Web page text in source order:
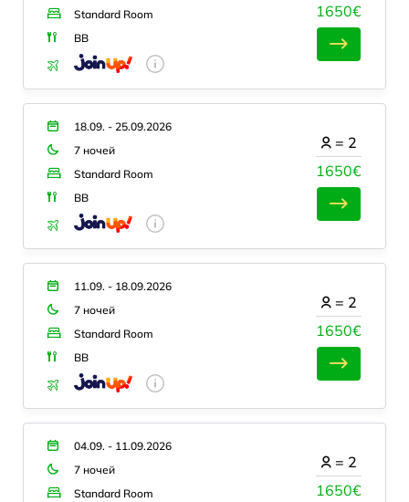
Standard Room
BB
1650€
18.09. - 25.09.2026
7 ночей
Standard Room
BB
1650€
= 2
11.09. - 18.09.2026
7 ночей
Standard Room
BB
1650€
= 2
04.09. - 11.09.2026
7 ночей
Standard Room
1650€
= 2